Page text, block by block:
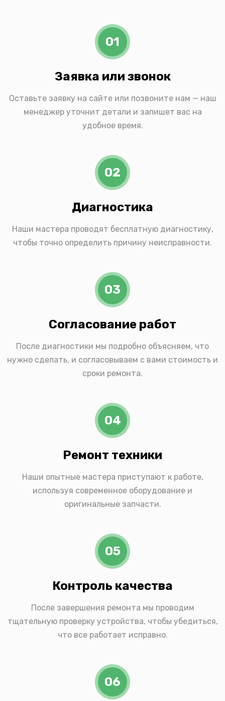
01
Заявка или звонок
Оставьте заявку на сайте или позвоните нам — наш
менеджер уточнит детали и запишет вас на
удобное время.
02
Диагностика
Наши мастера проводят бесплатную диагностику,
чтобы точно определить причину неисправности.
03
Согласование работ
После диагностики мы подробно объясняем, что
нужно сделать, и согласовываем с вами стоимость и
сроки ремонта.
04
Ремонт техники
Наши опытные мастера приступают к работе,
используя современное оборудование и
оригинальные запчасти.
05
Контроль качества
После завершения ремонта мы проводим
тщательную проверку устройства, чтобы убедиться,
что все работает исправно.
06